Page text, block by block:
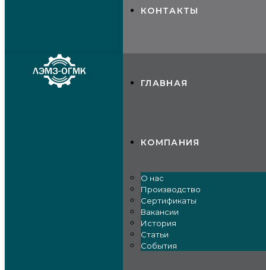
КОНТАКТЫ
ГЛАВНАЯ
КОМПАНИЯ
О нас
Производство
Сертификаты
Вакансии
История
Статьи
События